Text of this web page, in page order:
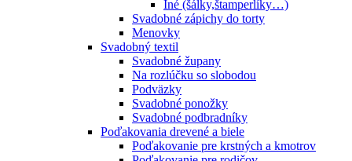
Iné (šálky,štamperlíky…)
Svadobné zápichy do torty
Menovky
Svadobný textil
Svadobné župany
Na rozlúčku so slobodou
Podväzky
Svadobné ponožky
Svadobné podbradníky
Poďakovania drevené a biele
Poďakovanie pre krstných a kmotrov